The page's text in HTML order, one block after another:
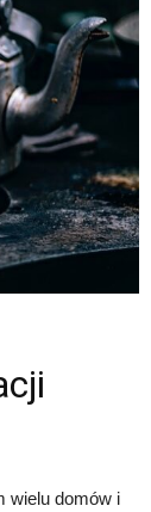
wielu domów i